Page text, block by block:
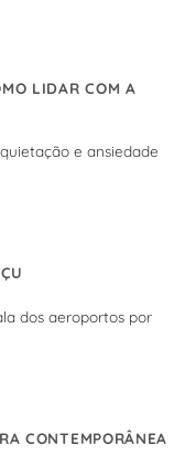
LIDAR COM A
e ansiedade
dos aeroportos por
CONTEMPORÂNEA